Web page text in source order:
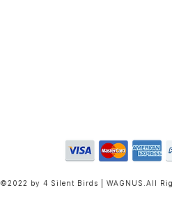
©2022 by 4 Silent Birds | WAGNUS.All